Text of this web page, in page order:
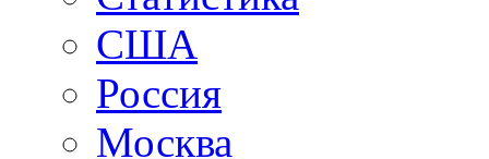
США
Россия
Москва